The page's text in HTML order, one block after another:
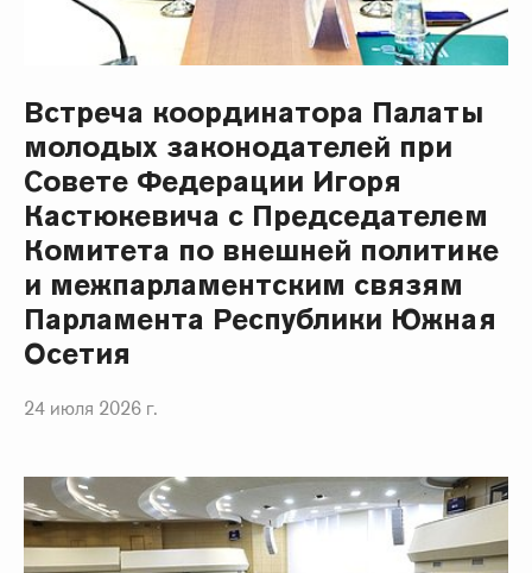
Встреча координатора Палаты
молодых законодателей при
Совете Федерации Игоря
Кастюкевича с Председателем
Комитета по внешней политике
и межпарламентским связям
Парламента Республики Южная
Осетия
24 июля 2026 г.